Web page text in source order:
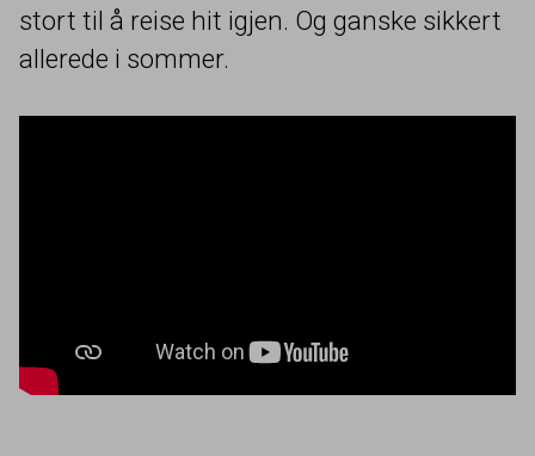
stort til å reise hit igjen. Og ganske sikkert
allerede i sommer.